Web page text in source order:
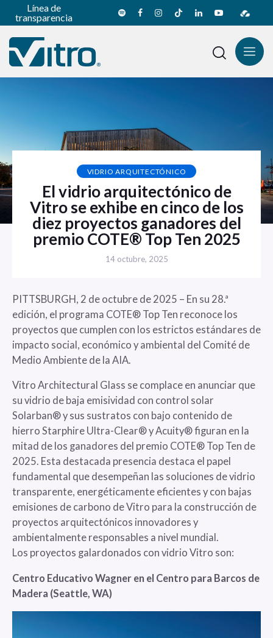
Línea de
transparencia
VIDRIO ARQUITECTÓNICO
El vidrio arquitectónico de
Vitro se exhibe en cinco de los
diez proyectos ganadores del
premio COTE® Top Ten 2025
14 octubre, 2025
PITTSBURGH, 2 de octubre de 2025 – En su 28.ª
edición, el programa COTE® Top Ten reconoce los
proyectos que cumplen con los estrictos estándares de
impacto social, económico y ambiental del Comité de
Medio Ambiente de la AIA.
Vitro Architectural Glass se complace en anunciar que
su vidrio de baja emisividad con control solar
Solarban® y sus sustratos con bajo contenido de
hierro Starphire Ultra-Clear® y Acuity® figuran en la
mitad de los ganadores del premio COTE® Top Ten de
2025. Esta destacada presencia destaca el papel
fundamental que desempeñan las soluciones de vidrio
transparente, energéticamente eficientes y con bajas
emisiones de carbono de Vitro para la construcción de
proyectos arquitectónicos innovadores y
ambientalmente responsables a nivel mundial.
Los proyectos galardonados con vidrio Vitro son:
Centro Educativo Wagner en el Centro para Barcos de
Madera (Seattle, WA)